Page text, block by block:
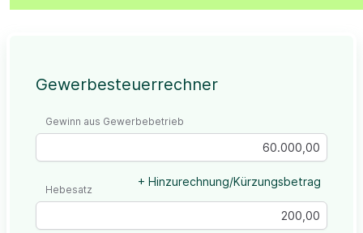
Gewerbesteuerrechner
Gewinn aus Gewerbebetrieb
+ Hinzurechnung/Kürzungsbetrag
Hebesatz